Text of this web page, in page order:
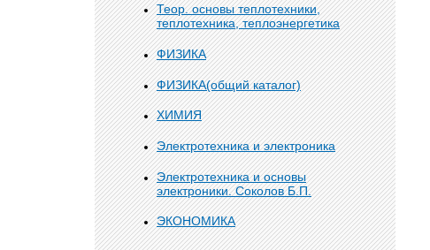
Теор. основы теплотехники,
теплотехника, теплоэнергетика
ФИЗИКА
ФИЗИКА(общий каталог)
ХИМИЯ
Электротехника и электроника
Электротехника и основы
электроники. Соколов Б.П.
ЭКОНОМИКА